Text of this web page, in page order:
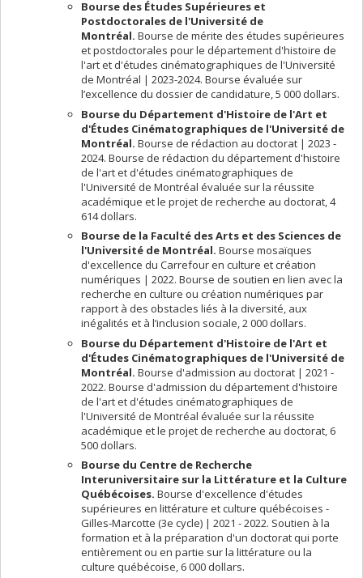
Bourse des Études Supérieures et
Postdoctorales de l'Université de
Montréal. Bourse de mérite des études supérieures
et postdoctorales pour le département d'histoire de
l'art et d'études cinématographiques de l'Université
de Montréal | 2023-2024. Bourse évaluée sur
l’excellence du dossier de candidature, 5 000 dollars.
Bourse du Département d'Histoire de l'Art et
d'Études Cinématographiques de l'Université de
Montréal. Bourse de rédaction au doctorat | 2023 -
2024. Bourse de rédaction du département d'histoire
de l'art et d'études cinématographiques de
l'Université de Montréal évaluée sur la réussite
académique et le projet de recherche au doctorat, 4
614 dollars.
Bourse de la Faculté des Arts et des Sciences de
l'Université de Montréal. Bourse mosaïques
d'excellence du Carrefour en culture et création
numériques | 2022. Bourse de soutien en lien avec la
recherche en culture ou création numériques par
rapport à des obstacles liés à la diversité, aux
inégalités et à l’inclusion sociale, 2 000 dollars.
Bourse du Département d'Histoire de l'Art et
d'Études Cinématographiques de l'Université de
Montréal. Bourse d'admission au doctorat | 2021 -
2022. Bourse d'admission du département d'histoire
de l'art et d'études cinématographiques de
l'Université de Montréal évaluée sur la réussite
académique et le projet de recherche au doctorat, 6
500 dollars.
Bourse du Centre de Recherche
Interuniversitaire sur la Littérature et la Culture
Québécoises. Bourse d'excellence d'études
supérieures en littérature et culture québécoises -
Gilles-Marcotte (3e cycle) | 2021 - 2022. Soutien à la
formation et à la préparation d'un doctorat qui porte
entièrement ou en partie sur la littérature ou la
culture québécoise, 6 000 dollars.